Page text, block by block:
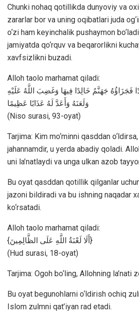
Chunki nohaq qotillikda dunyoviy va
zararlar bor va uning oqibatlari juda
o‘zi ham keyinchalik pushaymon
jamiyatda qo‘rquv va beqarorlikni
xavfsizlikni buzadi.
Alloh taolo marhamat qiladi:
فَجَزَاؤُهُ جَهَنَّمُ خَالِدًا فِيهَا وَغَضِبَ اللَّهُ عَلَيْهِ
وَلَعَنَهُ وَأَعَدَّ لَهُ عَذَابًا عَظِيمًا
(Niso surasi, 93-oyat)
Tarjima: Kim mo‘minni qasddan
jahannamdir, u yerda abadiy qoladi.
uni la’natlaydi va unga ulkan azob
Bu oyat qasddan qotillik qilganlar
jazoni bildiradi va bu ishning naqadar
ko‘rsatadi.
Alloh taolo marhamat qiladi:
{أَلَا لَعْنَةُ اللَّهِ عَلَى الظَّالِمِينَ}
(Hud surasi, 18-oyat)
Tarjima: Ogoh bo‘ling, Allohning la’nati
Bu oyat begunohlarni o‘ldirish ochiq
Islom zulmni qat’iyan rad etadi.